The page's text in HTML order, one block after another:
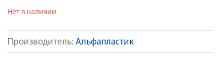
Производитель: Альфапластик
Нет в наличии